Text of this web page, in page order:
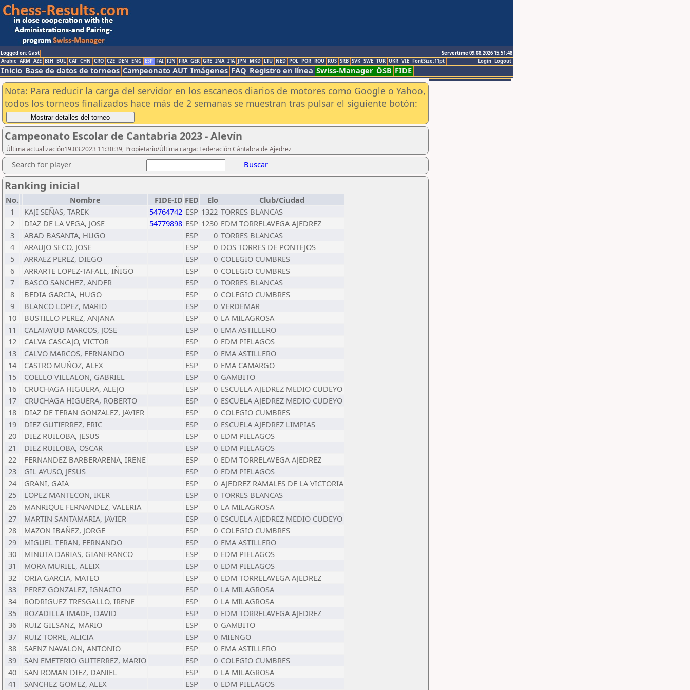
Logged on: Gast
Servertime 09.08.2026 15:51:48
Logout
Login
Arabic ARM AZE BIH BUL CAT CHN CRO CZE DEN ENG ESP FAI FIN FRA GER GRE INA ITA JPN MKD LTU NED POL POR ROU RUS SRB SVK SWE TUR UKR VIE FontSize:11pt
Inicio Base de datos de torneos Campeonato AUT Imágenes FAQ Registro en línea Swiss-Manager ÖSB FIDE
Nota: Para reducir la carga del servidor en los escaneos diarios de motores como Google o Yahoo,
todos los torneos finalizados hace más de 2 semanas se muestran tras pulsar el siguiente botón:
Campeonato Escolar de Cantabria 2023 - Alevín
Última actualización19.03.2023 11:30:39, Propietario/Última carga: Federación Cántabra de Ajedrez
Search for player Buscar
Ranking inicial
No. Nombre FIDE-ID FED Elo
Club/Ciudad
1
KAJI SEÑAS, TAREK 54764742 ESP 1322 TORRES BLANCAS
2
DIAZ DE LA VEGA, JOSE 54779898 ESP 1230 EDM TORRELAVEGA AJEDREZ
3
ABAD BASANTA, HUGO ESP 0 TORRES BLANCAS
4
ARAUJO SECO, JOSE ESP 0 DOS TORRES DE PONTEJOS
5
ARRAEZ PEREZ, DIEGO ESP 0 COLEGIO CUMBRES
6
ARRARTE LOPEZ-TAFALL, IÑIGO ESP 0 COLEGIO CUMBRES
7
BASCO SANCHEZ, ANDER ESP 0 TORRES BLANCAS
8
BEDIA GARCIA, HUGO ESP 0 COLEGIO CUMBRES
9
BLANCO LOPEZ, MARIO ESP 0 VERDEMAR
10
BUSTILLO PEREZ, ANJANA ESP 0 LA MILAGROSA
11
CALATAYUD MARCOS, JOSE ESP 0 EMA ASTILLERO
12
CALVA CASCAJO, VICTOR ESP 0 EDM PIELAGOS
13
CALVO MARCOS, FERNANDO ESP 0 EMA ASTILLERO
14
CASTRO MUÑOZ, ALEX ESP 0 EMA CAMARGO
15
COELLO VILLALON, GABRIEL ESP 0 GAMBITO
16
CRUCHAGA HIGUERA, ALEJO ESP 0 ESCUELA AJEDREZ MEDIO CUDEYO
17
CRUCHAGA HIGUERA, ROBERTO ESP 0 ESCUELA AJEDREZ MEDIO CUDEYO
18
DIAZ DE TERAN GONZALEZ, JAVIER ESP 0 COLEGIO CUMBRES
19
DIEZ GUTIERREZ, ERIC ESP 0 ESCUELA AJEDREZ LIMPIAS
20
DIEZ RUILOBA, JESUS ESP 0 EDM PIELAGOS
21
DIEZ RUILOBA, OSCAR ESP 0 EDM PIELAGOS
22
FERNANDEZ BARBERARENA, IRENE ESP 0 EDM TORRELAVEGA AJEDREZ
23
GIL AYUSO, JESUS ESP 0 EDM PIELAGOS
24
GRANI, GAIA ESP 0 AJEDREZ RAMALES DE LA VICTORIA
25
LOPEZ MANTECON, IKER ESP 0 TORRES BLANCAS
26
MANRIQUE FERNANDEZ, VALERIA ESP 0 LA MILAGROSA
27
MARTIN SANTAMARIA, JAVIER ESP 0 ESCUELA AJEDREZ MEDIO CUDEYO
28
MAZON IBAÑEZ, JORGE ESP 0 COLEGIO CUMBRES
29
MIGUEL TERAN, FERNANDO ESP 0 EMA ASTILLERO
30
MINUTA DARIAS, GIANFRANCO ESP 0 EDM PIELAGOS
31
MORA MURIEL, ALEIX ESP 0 EDM PIELAGOS
32
ORIA GARCIA, MATEO ESP 0 EDM TORRELAVEGA AJEDREZ
33
PEREZ GONZALEZ, IGNACIO ESP 0 LA MILAGROSA
34
RODRIGUEZ TRESGALLO, IRENE ESP 0 LA MILAGROSA
35
ROZADILLA IMADE, DAVID ESP 0 EDM TORRELAVEGA AJEDREZ
36
RUIZ GILSANZ, MARIO ESP 0 GAMBITO
37
RUIZ TORRE, ALICIA ESP 0 MIENGO
38
SAENZ NAVALON, ANTONIO ESP 0 EMA ASTILLERO
39
SAN EMETERIO GUTIERREZ, MARIO ESP 0 COLEGIO CUMBRES
40
SAN ROMAN DIEZ, DANIEL ESP 0 LA MILAGROSA
41
SANCHEZ GOMEZ, ALEX ESP 0 EDM PIELAGOS